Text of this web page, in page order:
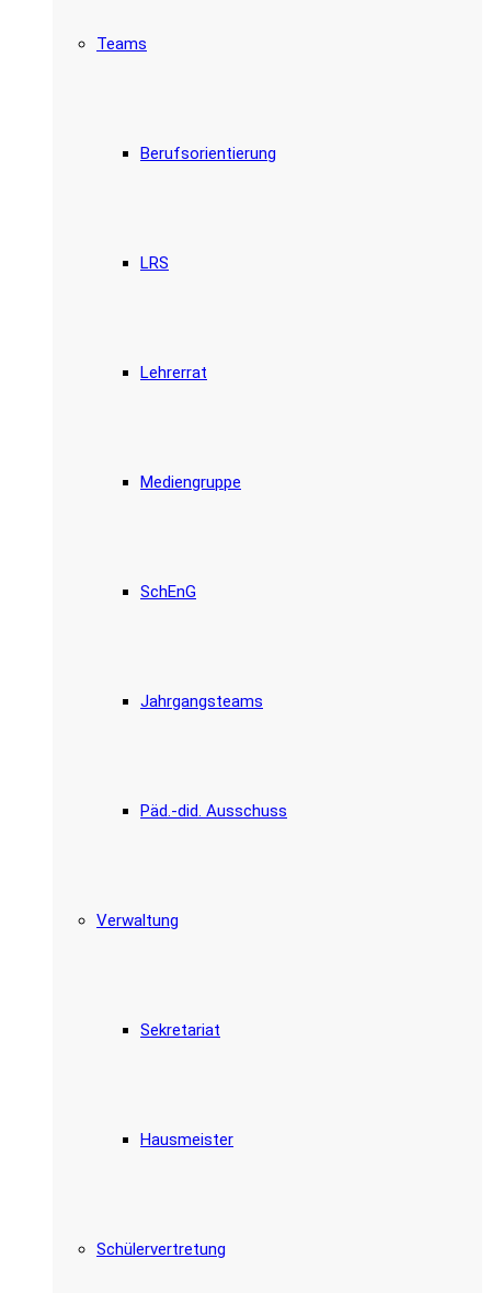
Teams
Berufsorientierung
LRS
Lehrerrat
Mediengruppe
SchEnG
Jahrgangsteams
Päd.-did. Ausschuss
Verwaltung
Sekretariat
Hausmeister
Schülervertretung